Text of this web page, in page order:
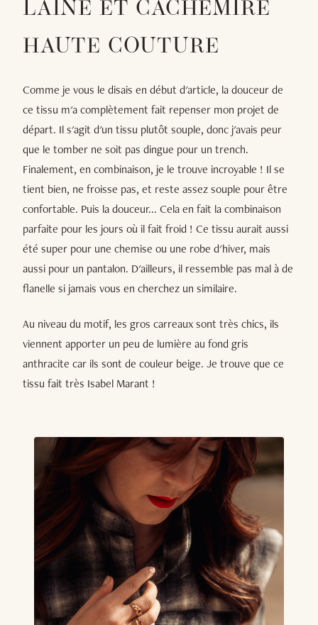
LAINE ET CACHEMIRE
HAUTE COUTURE
Comme je vous le disais en début d'article, la douceur de
ce tissu m'a complètement fait repenser mon projet de
départ. Il s'agit d'un tissu plutôt souple, donc j'avais peur
que le tomber ne soit pas dingue pour un trench.
Finalement, en combinaison, je le trouve incroyable ! Il se
tient bien, ne froisse pas, et reste assez souple pour être
confortable. Puis la douceur... Cela en fait la combinaison
parfaite pour les jours où il fait froid ! Ce tissu aurait aussi
été super pour une chemise ou une robe d'hiver, mais
aussi pour un pantalon. D'ailleurs, il ressemble pas mal à de
flanelle si jamais vous en cherchez un similaire.
Au niveau du motif, les gros carreaux sont très chics, ils
viennent apporter un peu de lumière au fond gris
anthracite car ils sont de couleur beige. Je trouve que ce
tissu fait très Isabel Marant !